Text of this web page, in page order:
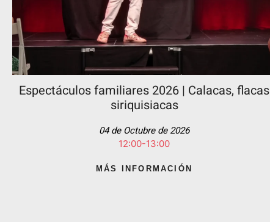
Espectáculos familiares 2026 | Calacas, flacas
siriquisiacas
04 de Octubre de 2026
12:00-13:00
MÁS INFORMACIÓN